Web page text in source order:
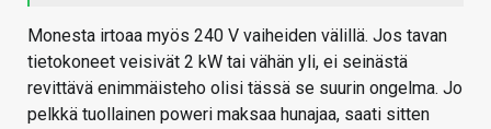
Monesta irtoaa myös 240 V vaiheiden välillä. Jos tavan
tietokoneet veisivät 2 kW tai vähän yli, ei seinästä
revittävä enimmäisteho olisi tässä se suurin ongelma. Jo
pelkkä tuollainen poweri maksaa hunajaa, saati sitten